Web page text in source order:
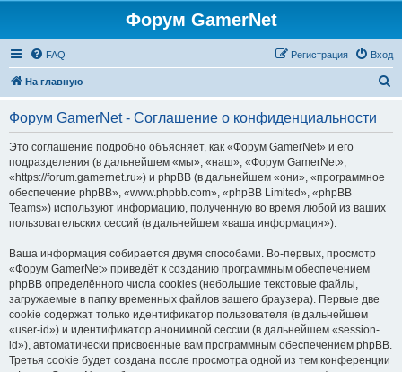
Форум GamerNet
FAQ Вход
Регистрация
На главную
Форум GamerNet - Соглашение о конфиденциальности
Это соглашение подробно объясняет, как «Форум GamerNet» и его
подразделения (в дальнейшем «мы», «наш», «Форум GamerNet»,
«https://forum.gamernet.ru») и phpBB (в дальнейшем «они», «программное
обеспечение phpBB», «www.phpbb.com», «phpBB Limited», «phpBB
Teams») используют информацию, полученную во время любой из ваших
пользовательских сессий (в дальнейшем «ваша информация»).
Ваша информация собирается двумя способами. Во-первых, просмотр
«Форум GamerNet» приведёт к созданию программным обеспечением
phpBB определённого числа cookies (небольшие текстовые файлы,
загружаемые в папку временных файлов вашего браузера). Первые две
cookie содержат только идентификатор пользователя (в дальнейшем
«user-id») и идентификатор анонимной сессии (в дальнейшем «session-
id»), автоматически присвоенные вам программным обеспечением phpBB.
Третья cookie будет создана после просмотра одной из тем конференции